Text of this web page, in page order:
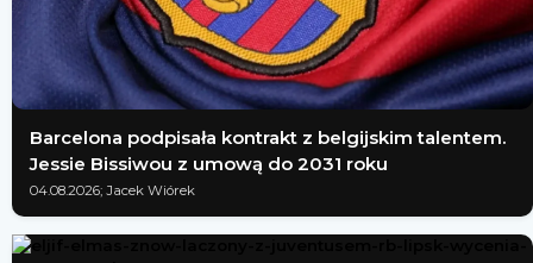
Barcelona podpisała kontrakt z belgijskim talentem.
Jessie Bissiwou z umową do 2031 roku
04.08.2026; Jacek Wiórek